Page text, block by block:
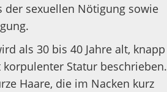
der sexuellen Nötigung sowie
als 30 bis 40 Jahre alt, knapp
Statur beschrieben.
Haare, die im Nacken kurz